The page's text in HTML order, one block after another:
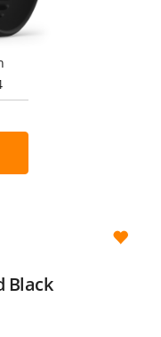
Black